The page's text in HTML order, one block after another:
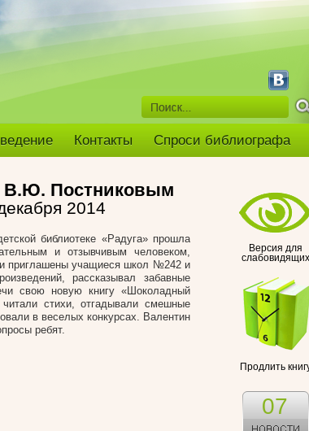
Контакты Спроси библиографа
Версия для
слабовидящих
Продлить
07
В.Ю. Постниковым
2014
библиотеке «Радуга» прошла
и отзывчивым человеком,
приглашены учащиеся школ №242 и
рассказывал забавные
свою новую книгу «Шоколадный
стихи, отгадывали смешные
в веселых конкурсах. Валентин
ребят.